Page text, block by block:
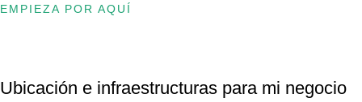
EMPIEZA POR AQUÍ
Ubicación e infraestructuras para mi negocio